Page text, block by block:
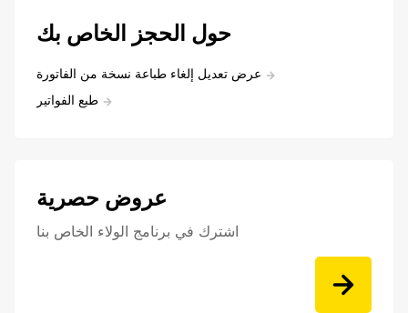
حول الحجز الخاص بك
عرض تعديل إلغاء طباعة نسخة من الفاتورة
طبع الفواتير
عروض حصرية
اشترك في برنامج الولاء الخاص بنا